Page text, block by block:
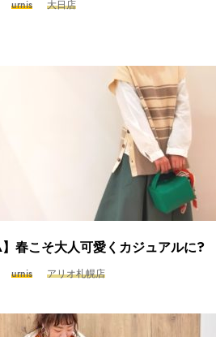
urnis 大日店
】春こそ大人可愛くカジュアルに?
urnis アリオ札幌店